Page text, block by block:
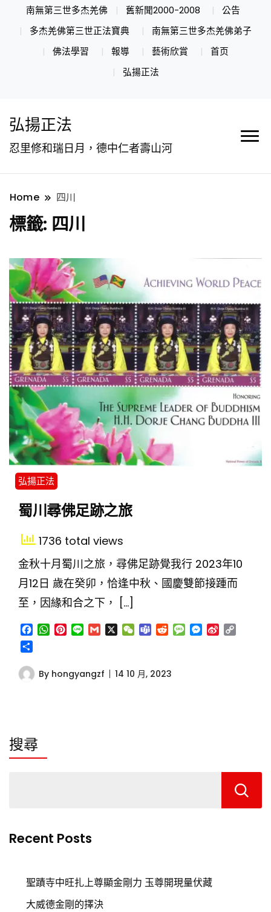
南無第三世多杰羌佛 舊新聞2000-2008
公告
多杰羌佛第三世正法寶典
南無第三世多杰羌佛弟子
佛法學習
報導 藝術欣賞
首页
弘揚正法
弘揚正法
忍里修和瑞日月，德中仁者壽山河
Home 四川
標籤: 四川
弘揚正法
蜀川尋佛足跡之旅
1736 total views
金秋十月蜀川之旅，尋佛足跡覺我行 2023年10
月12日 歲在癸卯，恰逢中秋、國慶雙節接踵而
至，因緣和合之下， […]
Facebook
WhatsApp
Pinterest
Line Gmail
X WeChat
TeamsRedditMessage
Messenger
Sina
By hongyangzf 14 10 月, 2023
搜尋
Recent Posts
聖蹟寺中旺扎上尊顯金剛力 玉尊開現量伏藏
大威德金剛的擇決